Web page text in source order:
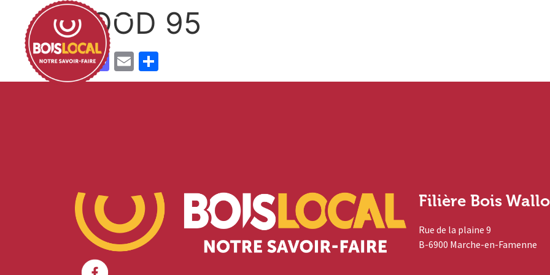
WOOD 95
Facebook
Mastodon
Email
Filière Bois
Rue de la plaine 9
B-6900 Marche-en-Famenne